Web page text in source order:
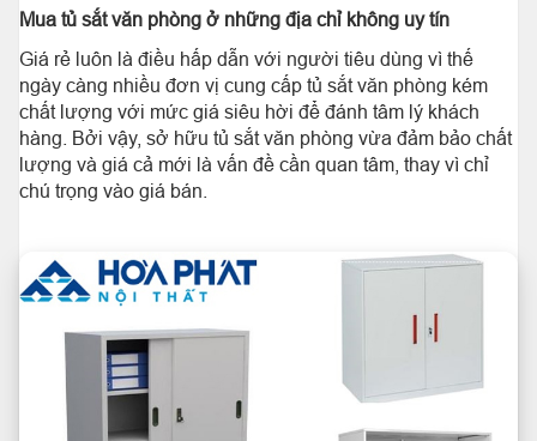
Mua tủ sắt văn phòng ở những địa chỉ không uy tín
Giá rẻ luôn là điều hấp dẫn với người tiêu dùng vì thế
ngày càng nhiều đơn vị cung cấp tủ sắt văn phòng kém
chất lượng với mức giá siêu hời để đánh tâm lý khách
hàng. Bởi vậy, sở hữu tủ sắt văn phòng vừa đảm bảo chất
lượng và giá cả mới là vấn đề cần quan tâm, thay vì chỉ
chú trọng vào giá bán.